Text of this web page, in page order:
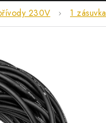
230V 1 zásuvka